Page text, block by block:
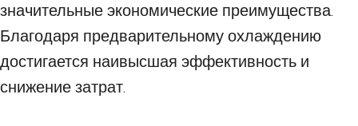
значительные экономические преимущества.
Благодаря предварительному охлаждению
достигается наивысшая эффективность и
снижение затрат.